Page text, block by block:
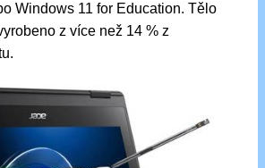
Windows 11 for Education. Tělo
z více než 14 % z